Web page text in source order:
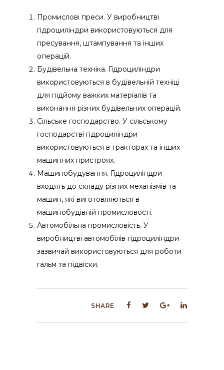
Промислові преси. У виробництві
гідроциліндри використовуються для
пресування, штампування та інших
операцій.
Будівельна техніка. Гідроциліндри
використовуються в будівельній техніці
для підйому важких матеріалів та
виконання різних будівельних операцій.
Сільське господарство. У сільському
господарстві гідроциліндри
використовуються в тракторах та інших
машинних пристроях.
Машинобудування. Гідроциліндри
входять до складу різних механізмів та
машин, які виготовляються в
машинобудівній промисловості.
Автомобільна промисловість. У
виробництві автомобілів гідроциліндри
зазвичай використовуються для роботи
гальм та підвіски.
SHARE